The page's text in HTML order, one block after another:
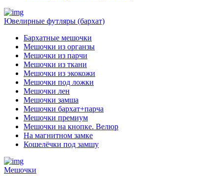
Ювелирные футляры (бархат)
Бархатные мешочки
Мешочки из органзы
Мешочки из парчи
Мешочки из ткани
Мешочки из экокожи
Мешочки под ложки
Мешочки лен
Мешочки замша
Мешочки бархат+парча
Мешочки премиум
Мешочки на кнопке. Велюр
На магнитном замке
Кошелёчки под замшу
Мешочки